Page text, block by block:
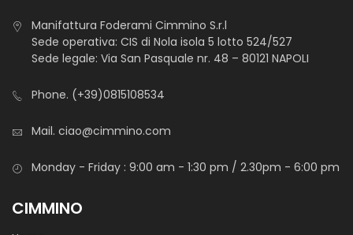
Tessuto in 100 % lana in altezza 170 cm, caratterizzata dal
morbidissime coperte, copertine, copri sedia, scalda piedi,
Manifattura Foderami Cimmino S.r.l
Sede operativa: CIS di Nola isola 5 lotto 524/527
Sede legale: Via San Pasquale nr. 48 – 80121 NAPOLI
Phone. (+39)0815108534
Mail. ciao@cimmino.com
Monday - Friday : 9:00 am - 1:30 pm / 2.30pm - 6:00 pm
CIMMINO